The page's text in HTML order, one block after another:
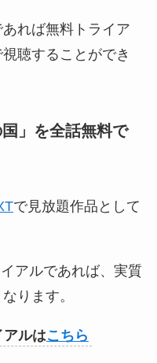
れば無料トライア
聴することができ
」 を全話無料で
で見放題作品として
アルであれば、実質
ります。
ルはこちら